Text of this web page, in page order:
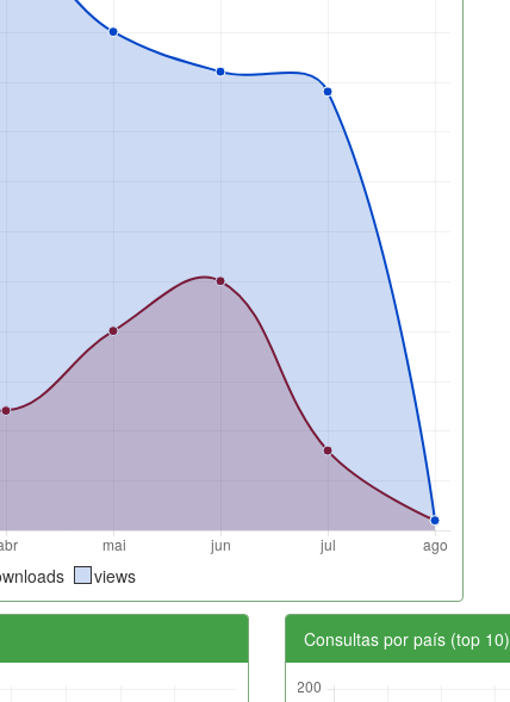
views
Consultas por país (top 10)